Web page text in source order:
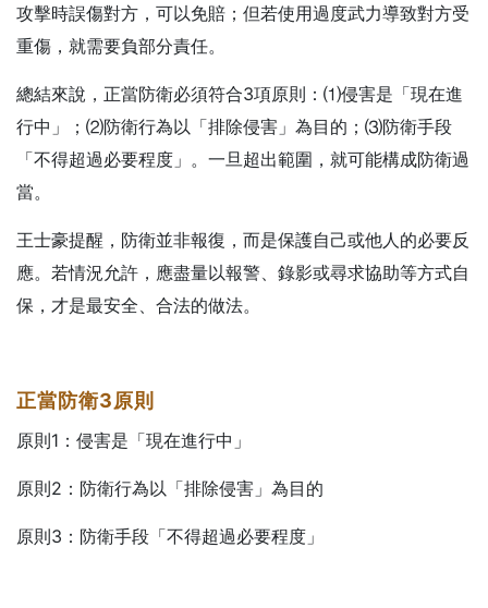
攻擊時誤傷對方，可以免賠；但若使用過度武力導致對方受
重傷，就需要負部分責任。
總結來說，正當防衛必須符合3項原則：⑴侵害是「現在進
行中」；⑵防衛行為以「排除侵害」為目的；⑶防衛手段
「不得超過必要程度」。一旦超出範圍，就可能構成防衛過
當。
王士豪提醒，防衛並非報復，而是保護自己或他人的必要反
應。若情況允許，應盡量以報警、錄影或尋求協助等方式自
保，才是最安全、合法的做法。
正當防衛3原則
原則1：侵害是「現在進行中」
原則2：防衛行為以「排除侵害」為目的
原則3：防衛手段「不得超過必要程度」